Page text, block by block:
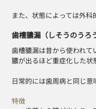
また、状態によっては外科
歯槽膿漏（しそうのうろ
歯槽膿漏は昔から使われ
膿が出るほど重症化した状
日常的には歯周病と同じ意
特徴